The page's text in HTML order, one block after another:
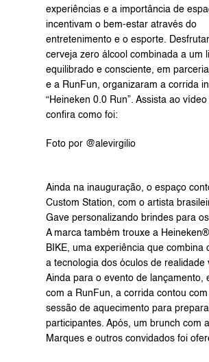
experiências e a importância de
incentivam o bem-estar através do
entretenimento e o esporte.
cerveja zero álcool combinada a um
equilibrado e consciente, em
e a RunFun, organizaram a corrida
“Heineken 0.0 Run”. Assista ao
confira como foi:
Foto por @alevirgilio
Ainda na inauguração, o espaço
Custom Station, com o artista
Gave personalizando brindes para
A marca também trouxe a
BIKE, uma experiência que combina
a tecnologia dos óculos de realidade
Ainda para o evento de lançamento,
com a RunFun, a corrida contou
sessão de aquecimento para
participantes. Após, um brunch com
Marques e outros convidados foi